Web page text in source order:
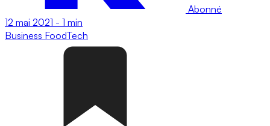
Abonné
12 mai 2021 - 1 min
Business FoodTech